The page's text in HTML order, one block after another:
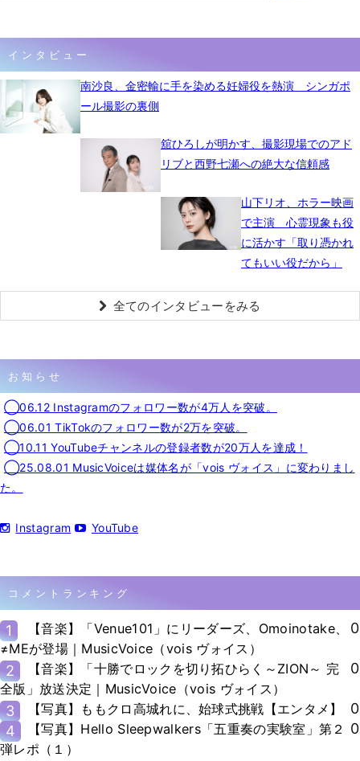
インタビュー
南沙良、金密輸に手を染める妊婦役を熱演 シンガポ
ール撮影の裏側
舘ひろしが明かす、撮影現場でのアド
リブと西野七瀬への絶大な信頼感
山下リオ、ホラー映画
で主演 心霊現象も役
に活かす「取り憑かれ
てもいい役だから」
全てのインタビューをみる
お知らせ
◯06.12 Instagramのフォロワー数が4万人を突破。
◯06.01 TikTokのフォロワー数が2万を突破。
◯10.11 YouTubeチャンネルの登録者数が20万人を達成！
◯25.08.01 MusicVoiceは媒体名が「vois ヴォイス」に変わりまし
た。
Instagram YouTube
コメントランキング
1
【音楽】「Venue101」にリーダーズ、Omoinotake、
≠MEが登場｜MusicVoice（vois ヴォイス）
0
2
【音楽】「十勝でロックを切り拓ひらく～ZION～ 完
全版」放送決定｜MusicVoice（vois ヴォイス）
0
3 【写真】ももクロ高城れに、始球式挑戦【エンタメ】
0
4
【写真】Hello Sleepwalkers「五重奏の実験室」第２
弾レポ（１）
0